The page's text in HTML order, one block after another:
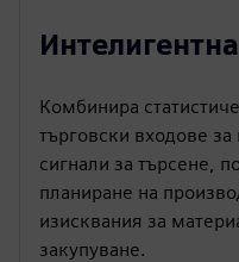
Комбинира
търговски входове
сигнали за търсене,
планиране на
изисквания за
закупуване.